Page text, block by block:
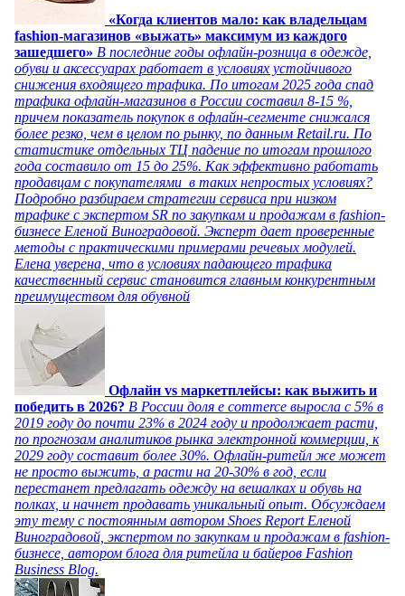
«Когда клиентов мало: как владельцам
fashion-магазинов «выжать» максимум из каждого
зашедшего» В последние годы офлайн-розница в одежде,
обуви и аксессуарах работает в условиях устойчивого
снижения входящего трафика. По итогам 2025 года спад
трафика офлайн-магазинов в России составил 8-15 %,
причем показатель покупок в офлайн-сегменте снижался
более резко, чем в целом по рынку, по данным Retail.ru. По
статистике отдельных ТЦ падение по итогам прошлого
года составило от 15 до 25%. Как эффективно работать
продавцам с покупателями в таких непростых условиях?
Подробно разбираем стратегии сервиса при низком
трафике с экспертом SR по закупкам и продажам в fashion-
бизнесе Еленой Виноградовой. Эксперт дает проверенные
методы с практическими примерами речевых модулей.
Елена уверена, что в условиях падающего трафика
качественный сервис становится главным конкурентным
преимуществом для обувной
Офлайн vs маркетплейсы: как выжить и
победить в 2026? В России доля e commerce выросла с 5% в
2019 году до почти 23% в 2024 году и продолжает расти,
по прогнозам аналитиков рынка электронной коммерции, к
2029 году составит более 30%. Офлайн-ритейл же может
не просто выжить, а расти на 20-30% в год, если
перестанет предлагать одежду на вешалках и обувь на
полках, и начнет продавать уникальный опыт. Обсуждаем
эту тему с постоянным автором Shoes Report Еленой
Виноградовой, экспертом по закупкам и продажам в fashion-
бизнесе, автором блога для ритейла и байеров Fashion
Business Blog.